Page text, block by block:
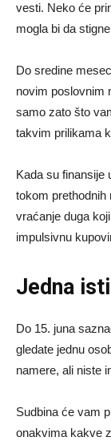
vesti. Neko će
mogla bi da
Do sredine
novim poslovnim
samo zato što
takvim prilikama
Kada su finansije
tokom prethodnih
vraćanje duga
impulsivnu
Jedna
Do 15. juna
gledate jednu
namere, ali niste
Sudbina će vam
onakvima kakve